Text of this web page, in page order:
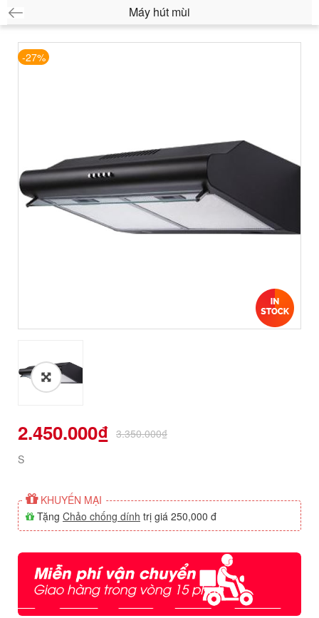
Máy hút mùi
-27%
3.350.000₫
2.450.000₫
S
KHUYẾN MẠI
Tặng Chảo chống dính trị giá 250,000 đ